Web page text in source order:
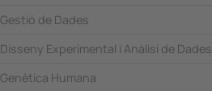
Gestió de Dades
Disseny Experimental i Anàlisi de Dades
Genètica Humana